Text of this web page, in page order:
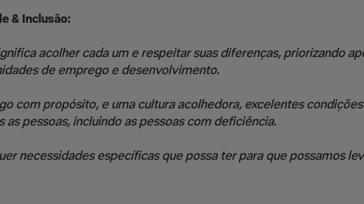
& Inclusão:
acolher cada um e respeitar suas diferenças, priorizando
de emprego e desenvolvimento.
com propósito, e uma cultura acolhedora, excelentes
pessoas, incluindo as pessoas com deficiência.
necessidades específicas que possa ter para que possamos